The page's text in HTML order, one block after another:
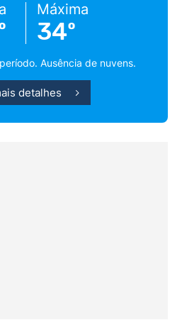
Máxima
34º
Ausência de nuvens.
detalhes